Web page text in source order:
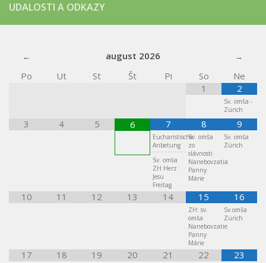
UDALOSTI A ODKAZY
august 2026
Po
Ut St Št Pi So
Ne
1
2
Sv. omša -
Zürich
3 4 5 6 7
Eucharistische
Anbetung
Sv. omša
ZH Herz
Jesu
Freitag
8
Sv. omša
zo
slávnosti
Nanebovzatia
Panny
Márie
9
Sv. omša
Zürich
10 11 12 13 14 15
ZH: sv.
omša
Nanebovzatie
Panny
Márie
16
Sv.omša
Zürich
17 18 19 20 21 22 23